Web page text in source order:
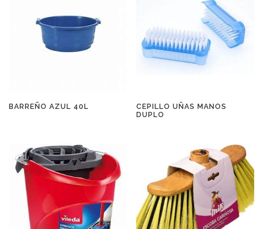
BARREÑO AZUL 40L
CEPILLO UÑAS MANOS
DUPLO